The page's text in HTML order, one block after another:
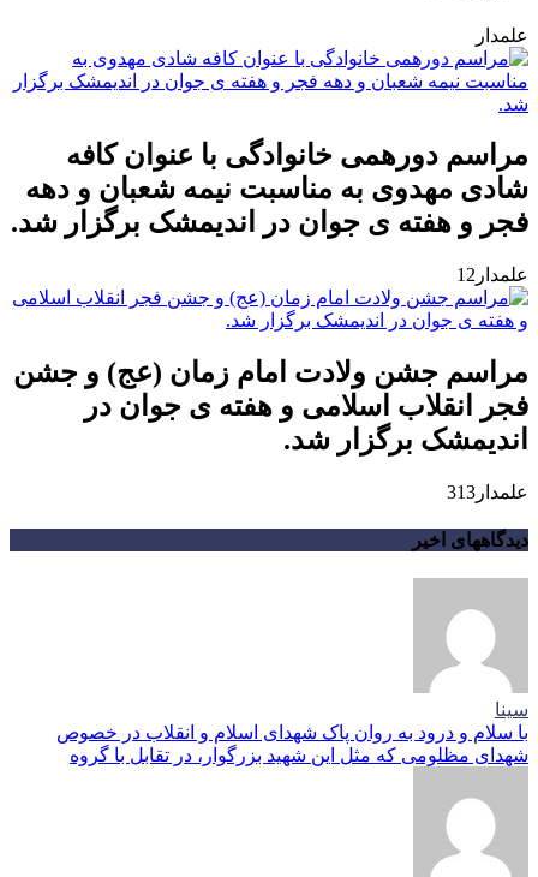
علمدار
مراسم دورهمی خانوادگی با عنوان کافه
شادی مهدوی به مناسبت نیمه شعبان و دهه
فجر و هفته ی جوان در اندیمشک برگزار شد.
علمدار12
مراسم جشن ولادت امام زمان (عج) و جشن
فجر انقلاب اسلامی و هفته ی جوان در
اندیمشک برگزار شد.
علمدار313
دیدگاههای اخیر
سینا
با سلام و درود به روان پاک شهدای اسلام و انقلاب در خصوص
شهدای مظلومی که مثل این شهید بزرگوار، در تقابل با گروه